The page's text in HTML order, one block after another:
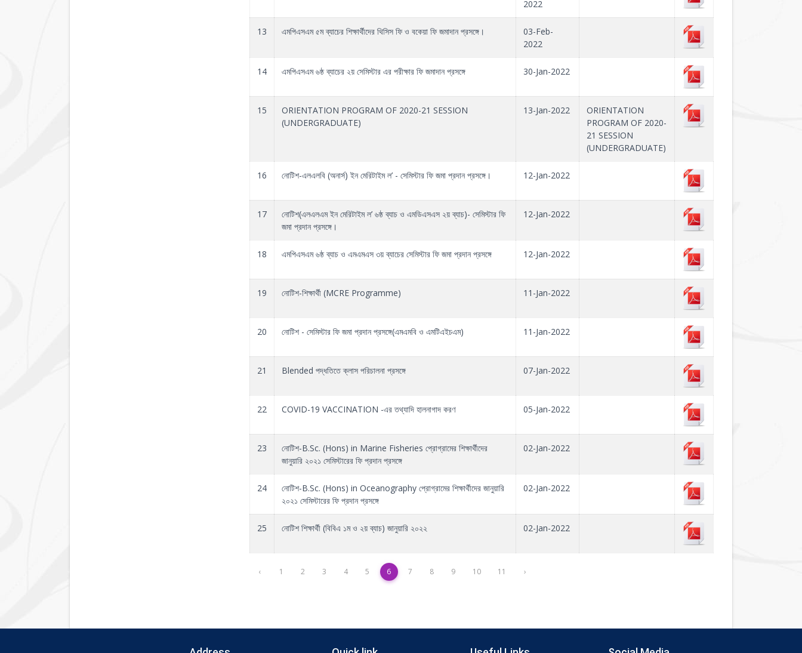
2022
13 এমপিএসএম ৫ম ব্যাচের শিক্ষার্থীদের থিসিস ফি ও বকেয়া ফি জমাদান প্রসঙ্গে।
03-Feb-
2022
14 এমপিএসএম ৬ষ্ঠ ব্যাচের ২য় সেমিস্টার এর পরীক্ষার ফি জমাদান প্রসঙ্গে 30-Jan-2022
15
ORIENTATION PROGRAM OF 2020-21 SESSION
(UNDERGRADUATE)
13-Jan-2022
ORIENTATION
PROGRAM OF 2020-
21 SESSION
(UNDERGRADUATE)
16 নোটিশ-এলএলবি (অনার্স) ইন মেরিটাইম ল’ - সেমিস্টার ফি জমা প্রদান প্রসঙ্গে। 12-Jan-2022
17
নোটিশ(এলএলএম ইন মেরিটাইম ল’ ৬ষ্ঠ ব্যাচ ও এমডিএসএস ২য় ব্যাচ)- সেমিস্টার ফি
জমা প্রদান প্রসঙ্গে।
12-Jan-2022
18 এমপিএসএম ৬ষ্ঠ ব্যাচ ও এমএমএস ৩য় ব্যাচের সেমিস্টার ফি জমা প্রদান প্রসঙ্গে 12-Jan-2022
19 নোটিশ-শিক্ষার্থী (MCRE Programme) 11-Jan-2022
20 নোটিশ - সেমিস্টার ফি জমা প্রদান প্রসঙ্গে(এমএমবি ও এমটিএইচএম) 11-Jan-2022
21 Blended পদ্ধতিতে ক্লাস পরিচালনা প্রসঙ্গে 07-Jan-2022
22 COVID-19 VACCINATION -এর তথ্যাদি হালনাগাদ করণ 05-Jan-2022
23
নোটিশ-B.Sc. (Hons) in Marine Fisheries প্রোগ্রামের শিক্ষার্থীদের
জানুয়ারি ২০২১ সেমিস্টারের ফি প্রদান প্রসঙ্গে
02-Jan-2022
24
নোটিশ-B.Sc. (Hons) in Oceanography প্রোগ্রামের শিক্ষার্থীদের জানুয়ারি
২০২১ সেমিস্টারের ফি প্রদান প্রসঙ্গে
02-Jan-2022
25 নোটিশ শিক্ষার্থী (বিবিএ ১ম ও ২য় ব্যাচ) জানুয়ারি ২০২২ 02-Jan-2022
‹ 1 2 3 4 5 6 7 8 9 10 11 ›